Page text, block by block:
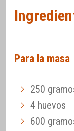
Para la masa
250
4 huevos
600